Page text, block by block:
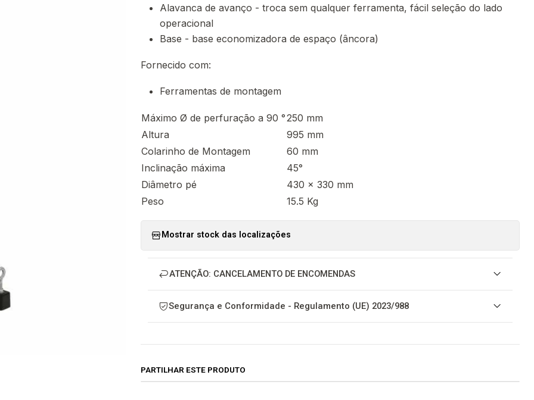
Alavanca de avanço - troca sem qualquer ferramenta, fácil seleção do lado
operacional
Base - base economizadora de espaço (âncora)
Fornecido com:
Ferramentas de montagem
Máximo Ø de perfuração a 90 °250 mm
Altura
995 mm
Colarinho de Montagem
60 mm
Inclinação máxima
45°
Diâmetro pé
430 x 330 mm
Peso
15.5 Kg
Mostrar stock das localizações
ATENÇÃO: CANCELAMENTO DE ENCOMENDAS
Segurança e Conformidade - Regulamento (UE) 2023/988
PARTILHAR ESTE PRODUTO